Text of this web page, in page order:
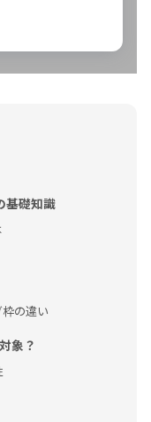
基礎知識
の違い
象？